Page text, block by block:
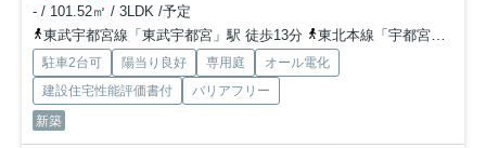
- / 101.52㎡ / 3LDK /予定
東武宇都宮線「東武宇都宮」駅 徒歩13分
東北本線「宇都宮」駅 徒歩34分
駐車2台可 陽当り良好 専用庭
オール電化
建設住宅性能評価書付
バリアフリー
新築